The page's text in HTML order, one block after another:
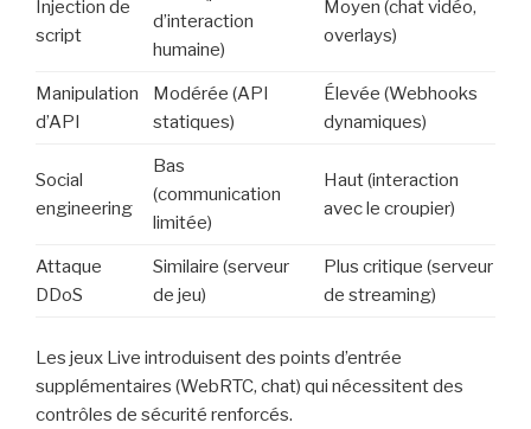
Injection de
script
d’interaction
humaine)
Moyen (chat vidéo,
overlays)
Manipulation
d’API
Modérée (API
statiques)
Élevée (Webhooks
dynamiques)
Social
engineering
Bas
(communication
limitée)
Haut (interaction
avec le croupier)
Attaque
DDoS
Similaire (serveur
de jeu)
Plus critique (serveur
de streaming)
Les jeux Live introduisent des points d’entrée
supplémentaires (WebRTC, chat) qui nécessitent des
contrôles de sécurité renforcés.